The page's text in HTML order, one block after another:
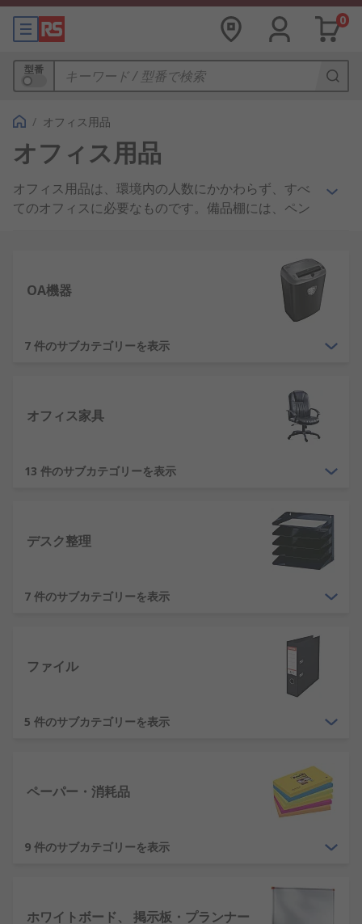
0
型番
/ オフィス用品
オフィス用品
オフィス用品は、環境内の人数にかかわらず、すべ
てのオフィスに必要なものです。備品棚には、ペン
けではありません。オーディオ機器、ホワイトボー
ド、さらにはフルサイズのオフィス家具まで広範で
必須オフィス用品にはどのような
オフィスで日常使用される主な用品は、広範囲にわ
たります。コンピュータなどテクノロジ関連の必須
機器は除外します。基本的なオフィス用品の例は次
のとおりです。
プリンタとインクカートリッジ又はトナー
フォルダとバインダ
標準的なオフィス用文房具と用品
標準以外のオフィス用品も取り揃えています。お客
ションが用意されています。たとえば、次のような
オプションオフィス機器を提供します。
バックサポート、フットレスト、その他の健
康 / 安全製品
スピーカー、マイク、フリップチャートなど
オフィスのプレゼンテーションに最適な用品
OA機器
7 件のサブカテゴリーを表示
オフィス家具
13 件のサブカテゴリーを表示
デスク整理
7 件のサブカテゴリーを表示
ファイル
5 件のサブカテゴリーを表示
ペーパー・消耗品
9 件のサブカテゴリーを表示
ホワイトボード、 掲示板・プランナー